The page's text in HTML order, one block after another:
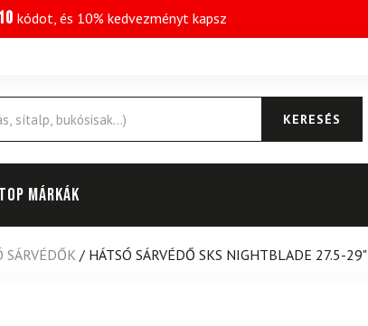
kódot, és 10% kedvezményt kapsz
KERESÉS
Top márkák
SÁRVÉDŐK / HÁTSÓ SÁRVÉDŐ SKS NIGHTBLADE 27.5-29"